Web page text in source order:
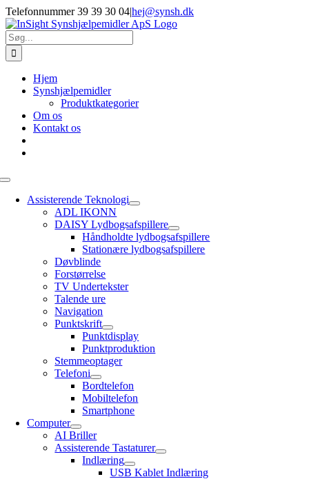
Skip
to
content
Telefonnummer 39 39 30 04|hej@synsh.dk
Søg
efter:
Hjem
Synshjælpemidler
Produktkategorier
Om os
Kontakt os
Toggle
NavigationAssisterende Teknologi
ADL IKONN
DAISY Lydbogsafspillere
Håndholdte lydbogsafspillere
Stationære lydbogsafspillere
Døvblinde
Forstørrelse
TV Undertekster
Talende ure
Navigation
Punktskrift
Punktdisplay
Punktproduktion
Stemmeoptager
Telefoni
Bordtelefon
Mobiltelefon
Smartphone
Computer
AI Briller
Assisterende Tastaturer
Indlæring
USB Kablet Indlæring